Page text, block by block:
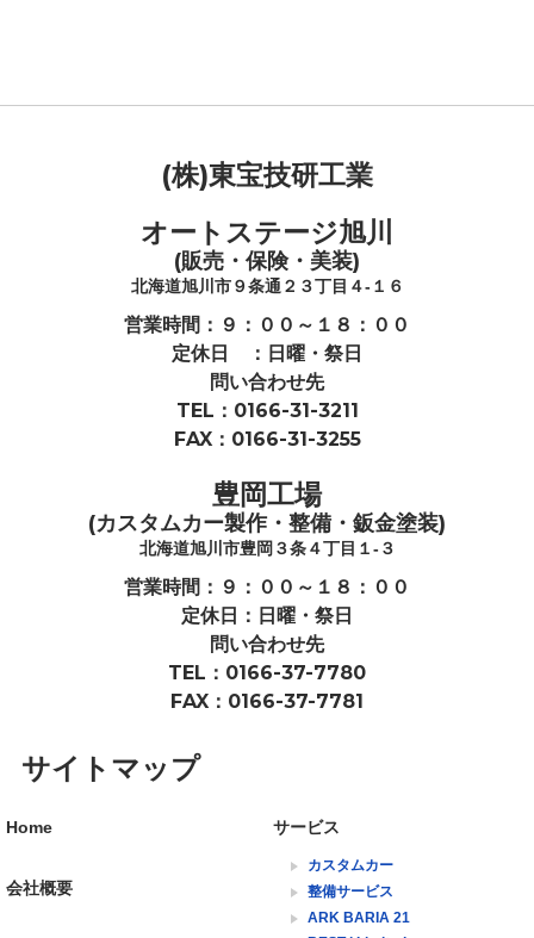
(株)東宝技研工業
オートステージ旭川
(販売・保険・美装)
北海道旭川市９条通２３丁目４-１６
営業時間：９：００～１８：００
定休日 ：日曜・祭日
問い合わせ先
TEL：0166-31-3211
FAX：0166-31-3255
豊岡工場
(カスタムカー製作・整備・鈑金塗装)
北海道旭川市豊岡３条４丁目１-３
営業時間：９：００～１８：００
定休日：日曜・祭日
問い合わせ先
TEL：0166-37-7780
FAX：0166-37-7781
サイトマップ
Home
会社概要
サービス
カスタムカー
整備サービス
ARK BARIA 21